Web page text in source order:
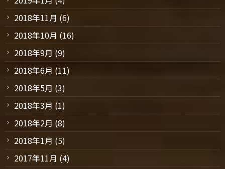
2018年11月 (6)
2018年10月 (16)
2018年9月 (9)
2018年6月 (11)
2018年5月 (3)
2018年3月 (1)
2018年2月 (8)
2018年1月 (5)
2017年11月 (4)